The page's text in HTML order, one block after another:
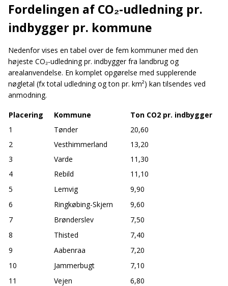
Fordelingen af CO₂-udledning pr.
indbygger pr. kommune
Nedenfor vises en tabel over de fem kommuner med den
højeste CO₂-udledning pr. indbygger fra landbrug og
arealanvendelse. En komplet opgørelse med supplerende
nøgletal (fx total udledning og ton pr. km²) kan tilsendes ved
anmodning.
Placering Kommune
Ton CO2 pr. indbygger
1
Tønder
20,60
2
Vesthimmerland
13,20
3
Varde
11,30
4
Rebild
11,10
5
Lemvig
9,90
6
Ringkøbing-Skjern
9,60
7
Brønderslev
7,50
8
Thisted
7,40
9
Aabenraa
7,20
10
Jammerbugt
7,10
11
Vejen
6,80